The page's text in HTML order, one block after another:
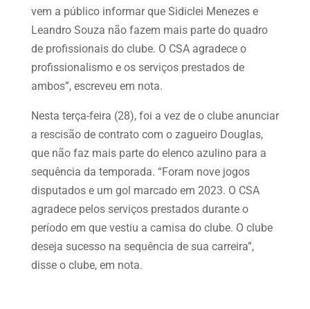
vem a público informar que Sidiclei Menezes e
Leandro Souza não fazem mais parte do quadro
de profissionais do clube. O CSA agradece o
profissionalismo e os serviços prestados de
ambos”, escreveu em nota.
Nesta terça-feira (28), foi a vez de o clube anunciar
a rescisão de contrato com o zagueiro Douglas,
que não faz mais parte do elenco azulino para a
sequência da temporada. “Foram nove jogos
disputados e um gol marcado em 2023. O CSA
agradece pelos serviços prestados durante o
período em que vestiu a camisa do clube. O clube
deseja sucesso na sequência de sua carreira”,
disse o clube, em nota.